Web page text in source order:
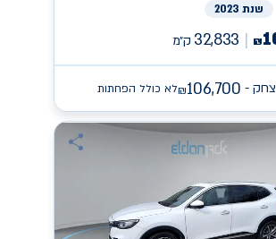
שנת 2023
₪
32,833 ק״מ
יצחק - ₪106,700 לא כולל הפחתות